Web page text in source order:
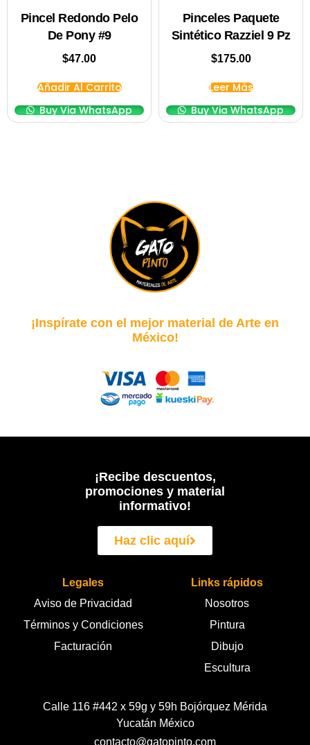
Pincel Redondo Pelo
De Pony #9
$47.00
Añadir Al Carrito
Buy Via WhatsApp
Pinceles Paquete
Sintético Razziel 9 Pz
$175.00
Leer Más
Buy Via WhatsApp
¡Inspírate con el mejor material de Arte en
México!
¡Recibe descuentos,
promociones y material
informativo!
Haz clic aquí
Legales
Aviso de Privacidad
Términos y Condiciones
Facturación
Links rápidos
Nosotros
Pintura
Dibujo
Escultura
Calle 116 #442 x 59g y 59h Bojórquez Mérida
Yucatán México
contacto@gatopinto.com